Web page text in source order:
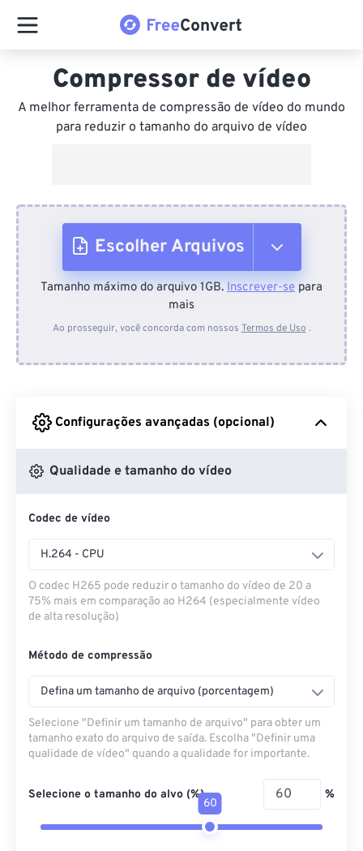
Compressor de vídeo
A melhor ferramenta de compressão de vídeo do mundo
para reduzir o tamanho do arquivo de vídeo
Escolher Arquivos
Do dispositivo
Do Google Drive
Do OneDrive
Tamanho máximo do arquivo 1GB. Inscrever-se para
mais
Ao prosseguir, você concorda com nossos Termos de Uso .
Configurações avançadas (opcional)
Qualidade e tamanho do vídeo
Codec de vídeo
H.264 - CPU
O codec H265 pode reduzir o tamanho do vídeo de 20 a
75% mais em comparação ao H264 (especialmente vídeo
de alta resolução)
Método de compressão
Defina um tamanho de arquivo (porcentagem)
Selecione "Definir um tamanho de arquivo" para obter um
tamanho exato do arquivo de saída. Escolha "Definir uma
qualidade de vídeo" quando a qualidade for importante.
Selecione o tamanho do alvo (%) %
60